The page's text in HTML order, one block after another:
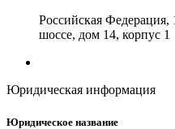
Российская
шоссе, дом 14, корпус 1
Юридическая информация
Юридическое название